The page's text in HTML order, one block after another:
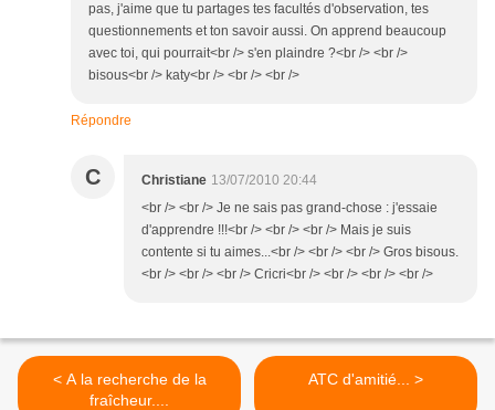
pas, j'aime que tu partages tes facultés d'observation, tes
questionnements et ton savoir aussi. On apprend beaucoup
avec toi, qui pourrait<br /> s'en plaindre ?<br /> <br />
bisous<br /> katy<br /> <br /> <br />
Répondre
C Christiane 13/07/2010 20:44
<br /> <br /> Je ne sais pas grand-chose : j'essaie
d'apprendre !!!<br /> <br /> <br /> Mais je suis
contente si tu aimes...<br /> <br /> <br /> Gros bisous.
<br /> <br /> <br /> Cricri<br /> <br /> <br /> <br />
< A la recherche de la
fraîcheur....
ATC d'amitié... >